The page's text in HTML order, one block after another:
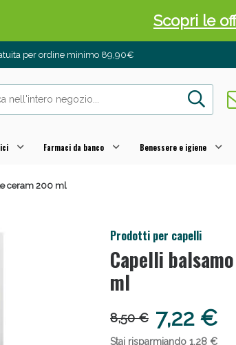
per ordine minimo 89,90€
Farmaci da banco Benessere e igiene
ceram 200 ml
Prodotti per capelli
Capelli
ml
8,50 € 7,22 €
Stai risparmiando 1,28 €
Scopri le
Drenanti e Pancia Piatta: